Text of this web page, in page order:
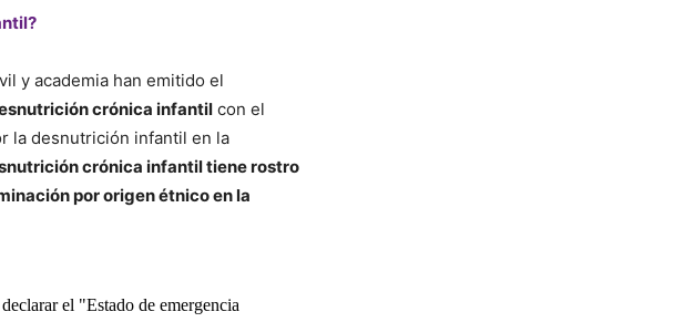
y academia han emitido el
crónica infantil con el
la desnutrición infantil en la
crónica infantil tiene rostro
por origen étnico en la
el "Estado de emergencia